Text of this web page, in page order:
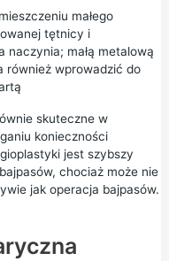
małego
tętnicy i
naczynia; małą metalową
również wprowadzić do
skuteczne w
konieczności
jest szybszy
chociaż może nie
jak operacja bajpasów.